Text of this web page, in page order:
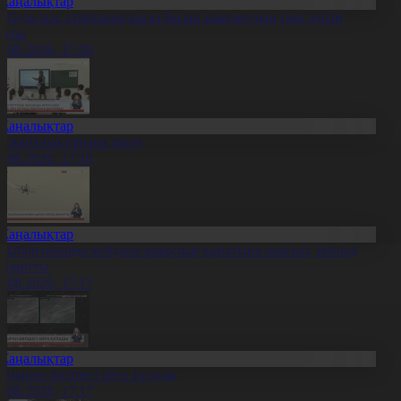
да жас стартапер қағаз басып шығарудың тың әдісін
17:20
жаңалықтарына шолу
17:18
кейуана ұшақтың қанатына шығып, рекорд
17:17
бөлшегі айға құлады
17:17